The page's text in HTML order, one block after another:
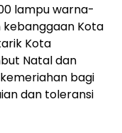
lampu warna-
kebanggaan Kota
Kota
Natal dan
bagi
dan toleransi